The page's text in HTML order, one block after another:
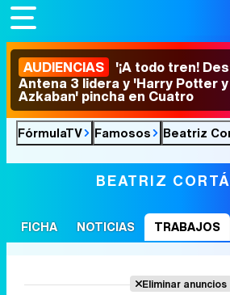
AUDIENCIAS '¡A todo tren!
Antena 3 lidera y 'Harry Potter
Azkaban' pincha en Cuatro
FórmulaTV Famosos Beatriz
BEATRIZ
FICHA NOTICIAS TRABAJOS
Eliminar anuncios